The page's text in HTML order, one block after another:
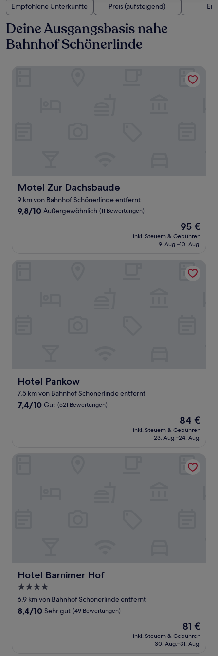
Empfohlene Unterkünfte
Preis (aufsteigend)
Deine Ausgangsbasis nahe
Bahnhof Schönerlinde
Motel Zur Dachsbaude
Motel Zur Dachsbaude
9 km von Bahnhof Schönerlinde entfernt
9.8
9,8/10 Außergewöhnlich (11 Bewertungen)
Der
Preis
beträgt
95 €
inkl. Steuern & Gebühren
9. Aug.–10. Aug.
Hotel Pankow
Hotel Pankow
7,5 km von Bahnhof Schönerlinde entfernt
7.4
7,4/10 Gut (521 Bewertungen)
Der
Preis
beträgt
84 €
inkl. Steuern & Gebühren
23. Aug.–24. Aug.
Hotel Barnimer Hof
Hotel Barnimer Hof
4.0-
Sterne-
Unterkunft
6,9 km von Bahnhof Schönerlinde entfernt
8.4
8,4/10 Sehr gut (49 Bewertungen)
Der
Preis
beträgt
81 €
inkl. Steuern & Gebühren
30. Aug.–31. Aug.